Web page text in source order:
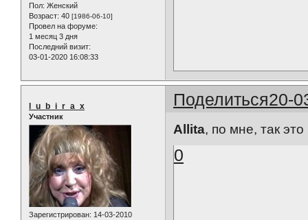
Пол: Женский
Возраст: 40 [1986-06-10]
Провел на форуме:
1 месяц 3 дня
Последний визит:
03-01-2020 16:08:33
Поделиться20-
l_u_b_i_r_a_x
Участник
Зарегистрирован: 14-03-2010
Allita, по мне, так
0